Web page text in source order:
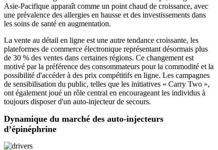
Asie-Pacifique apparaît comme un point chaud de croissance, avec
une prévalence des allergies en hausse et des investissements dans
les soins de santé en augmentation.
La vente au détail en ligne est une autre tendance croissante, les
plateformes de commerce électronique représentant désormais plus
de 30 % des ventes dans certaines régions. Ce changement est
motivé par la préférence des consommateurs pour la commodité et la
possibilité d'accéder à des prix compétitifs en ligne. Les campagnes
de sensibilisation du public, telles que les initiatives « Carry Two »,
ont également joué un rôle central en encourageant les individus à
toujours disposer d'un auto-injecteur de secours.
Dynamique du marché des auto-injecteurs
d’épinéphrine